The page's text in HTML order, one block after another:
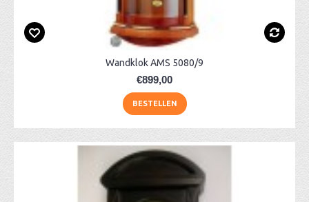
Wandklok AMS 5080/9
€899,00
BESTELLEN